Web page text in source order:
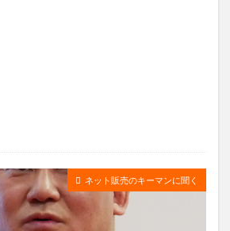
ネット販売のキーマンに聞く